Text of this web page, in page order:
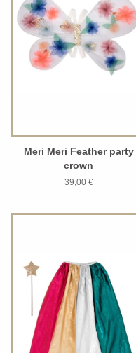
Meri Meri Feather party
crown
39,00 €